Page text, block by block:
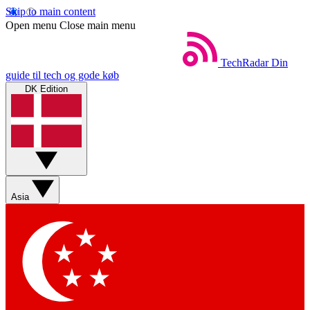
Skip to main content
Open menu Close main menu
TechRadar Din
guide til tech og gode køb
DK Edition
Asia